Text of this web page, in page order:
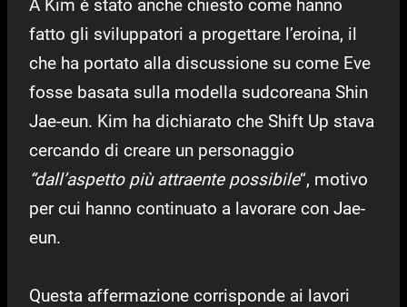
A Kim è stato anche chiesto come hanno
fatto gli sviluppatori a progettare l’eroina, il
che ha portato alla discussione su come Eve
fosse basata sulla modella sudcoreana Shin
Jae-eun. Kim ha dichiarato che Shift Up stava
cercando di creare un personaggio
“dall’aspetto più attraente possibile“, motivo
per cui hanno continuato a lavorare con Jae-
eun.
Questa affermazione corrisponde ai lavori